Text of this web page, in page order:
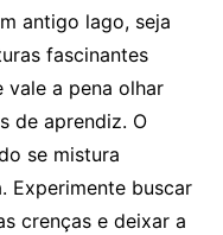
antigo lago, seja
fascinantes
vale a pena olhar
de aprendiz. O
se mistura
Experimente buscar
crenças e deixar a